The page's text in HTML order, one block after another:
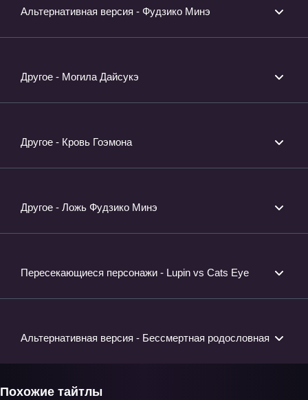
Альтернативная версия - Фудзико Минэ
Другое - Могила Дайсукэ
Другое - Кровь Гоэмона
Другое - Ложь Фудзико Минэ
Пересекающиеся персонажи - Lupin vs Cats Eye
Альтернативная версия - Бессмертная родословная
Похожие тайтлы